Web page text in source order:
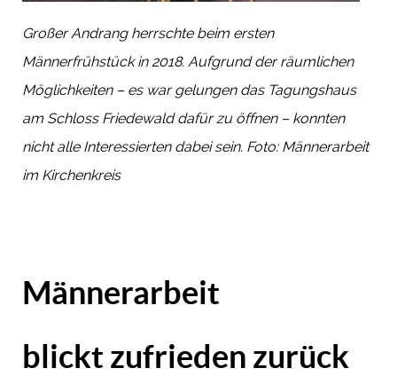
Großer Andrang herrschte beim ersten
Männerfrühstück in 2018. Aufgrund der räumlichen
Möglichkeiten – es war gelungen das Tagungshaus
am Schloss Friedewald dafür zu öffnen – konnten
nicht alle Interessierten dabei sein. Foto: Männerarbeit
im Kirchenkreis
Männerarbeit
blickt zufrieden zurück